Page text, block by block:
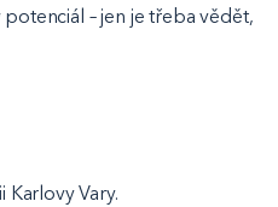
– jen je třeba vědět,
Karlovy Vary.